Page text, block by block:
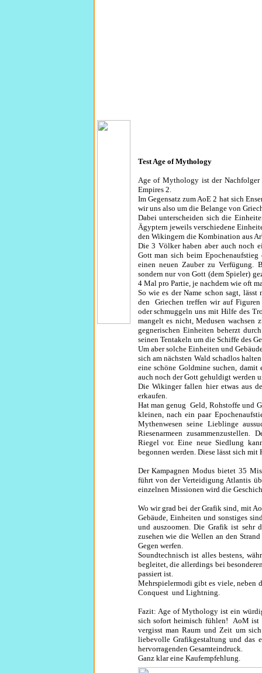
Test Age of Mythology
Age of Mythology ist der Nachfolger
Empires 2.
Im Gegensatz zum AoE 2 hat sich
wir uns also um die Belange von
Dabei unterscheiden sich die
Ägyptern jeweils verschiedene
den Wikingern die Kombination aus
Die 3 Völker haben aber auch noch
Gott man sich beim
einen neuen Zauber zu
sondern nur von Gott (dem Spieler)
4 Mal pro Partie, je nachdem wie oft
So wie es der Name schon sagt,
den Griechen treffen wir auf Figuren
oder schmuggeln uns mit Hilfe des
mangelt es nicht, Medusen
gegnerischen Einheiten beherzt
seinen Tentakeln um die Schiffe des
Um aber solche Einheiten und
sich am nächsten Wald schadlos
eine schöne Goldmine suchen,
auch noch der Gott gehuldigt werden
Die Wikinger fallen hier etwas aus
erkaufen.
Hat man genug Geld, Rohstoffe und
kleinen, nach ein paar
Mythenwesen seine Lieblinge
Riesenarmeen
Riegel vor. Eine neue Siedlung
begonnen werden. Diese lässt sich mit
Der Kampagnen Modus bietet 35
führt von der Verteidigung Atlantis
einzelnen Missionen wird die
Wo wir grad bei der Grafik sind, mit
Gebäude, Einheiten und sonstiges
und auszoomen. Die Grafik ist sehr
zusehen wie die Wellen an den
Gegen werfen.
Soundtechnisch ist alles bestens,
begleitet, die allerdings bei
passiert ist.
Mehrspielermodi gibt es viele, neben
Conquest und Lightning.
Fazit: Age of Mythology ist ein
sich sofort heimisch fühlen! AoM ist
vergisst man Raum und Zeit um
liebevolle Grafikgestaltung und das
hervorragenden Gesamteindruck.
Ganz klar eine Kaufempfehlung.